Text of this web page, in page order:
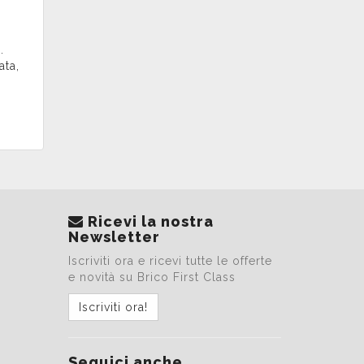
Ricevi la nostra
Newsletter
Iscriviti ora e ricevi tutte le offerte
e novità su Brico First Class
Iscriviti ora!